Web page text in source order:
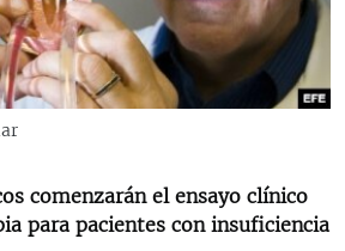
comenzarán el ensayo clínico
para pacientes con insuficiencia